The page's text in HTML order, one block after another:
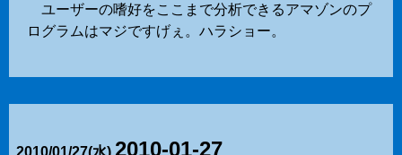
ユーザーの嗜好をここまで分析できるアマゾンのプ
ログラムはマジですげぇ。ハラショー。
2010/01/27(水) 2010-01-27